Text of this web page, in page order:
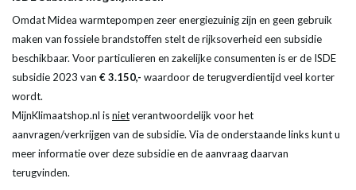
Omdat Midea warmtepompen zeer energiezuinig zijn en geen gebruik
maken van fossiele brandstoffen stelt de rijksoverheid een subsidie
beschikbaar. Voor particulieren en zakelijke consumenten is er de ISDE
subsidie 2023 van € 3.150,- waardoor de terugverdientijd veel korter
wordt.
MijnKlimaatshop.nl isnietverantwoordelijk voor het
aanvragen/verkrijgen van de subsidie. Via de onderstaande links kunt u
meer informatie over deze subsidie en de aanvraag daarvan
terugvinden.